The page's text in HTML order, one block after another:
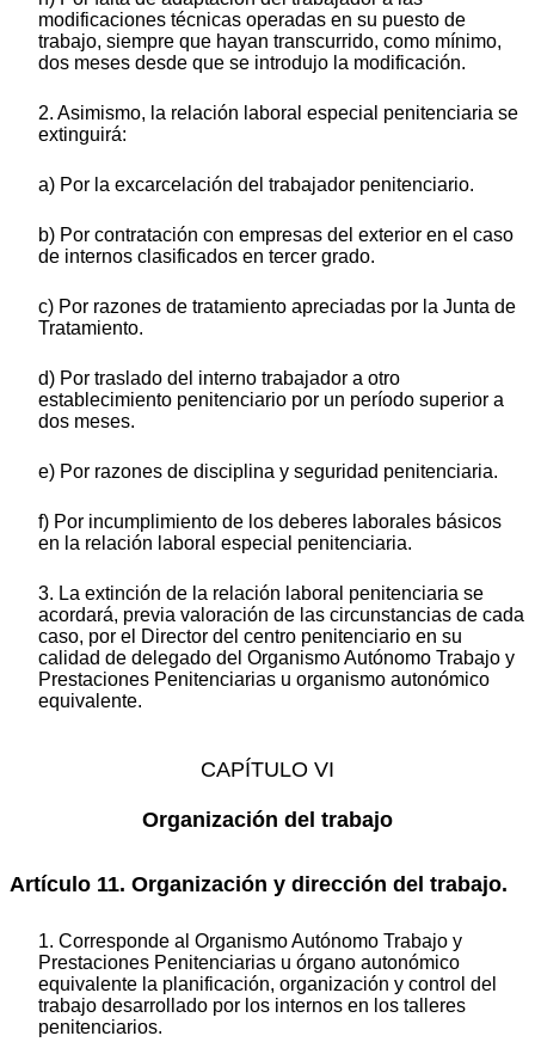
modificaciones técnicas operadas en su puesto de
trabajo, siempre que hayan transcurrido, como mínimo,
dos meses desde que se introdujo la modificación.
2. Asimismo, la relación laboral especial penitenciaria se
extinguirá:
a) Por la excarcelación del trabajador penitenciario.
b) Por contratación con empresas del exterior en el caso
de internos clasificados en tercer grado.
c) Por razones de tratamiento apreciadas por la Junta de
Tratamiento.
d) Por traslado del interno trabajador a otro
establecimiento penitenciario por un período superior a
dos meses.
e) Por razones de disciplina y seguridad penitenciaria.
f) Por incumplimiento de los deberes laborales básicos
en la relación laboral especial penitenciaria.
3. La extinción de la relación laboral penitenciaria se
acordará, previa valoración de las circunstancias de cada
caso, por el Director del centro penitenciario en su
calidad de delegado del Organismo Autónomo Trabajo y
Prestaciones Penitenciarias u organismo autonómico
equivalente.
CAPÍTULO VI
Organización del trabajo
Artículo 11. Organización y dirección del trabajo.
1. Corresponde al Organismo Autónomo Trabajo y
Prestaciones Penitenciarias u órgano autonómico
equivalente la planificación, organización y control del
trabajo desarrollado por los internos en los talleres
penitenciarios.